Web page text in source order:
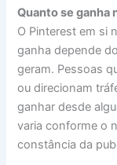
Quanto se ganha
O Pinterest em si
ganha depende
geram. Pessoas
ou direcionam
ganhar desde
varia conforme o
constância da